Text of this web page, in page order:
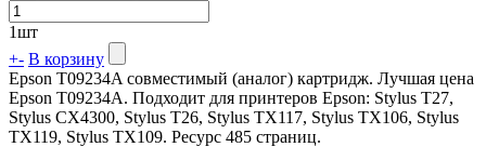
1шт
+- В корзину
Epson T09234A совместимый (аналог) картридж. Лучшая цена
Epson T09234A. Подходит для принтеров Epson: Stylus T27,
Stylus CX4300, Stylus T26, Stylus TX117, Stylus TX106, Stylus
TX119, Stylus TX109. Ресурс 485 страниц.